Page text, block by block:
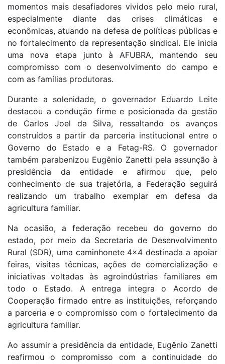
momentos mais desafiadores vividos pelo meio rural,
especialmente diante das crises climáticas e
econômicas, atuando na defesa de políticas públicas e
no fortalecimento da representação sindical. Ele inicia
uma nova etapa junto à AFUBRA, mantendo seu
compromisso com o desenvolvimento do campo e
com as famílias produtoras.
Durante a solenidade, o governador Eduardo Leite
destacou a condução firme e posicionada da gestão
de Carlos Joel da Silva, ressaltando os avanços
construídos a partir da parceria institucional entre o
Governo do Estado e a Fetag-RS. O governador
também parabenizou Eugênio Zanetti pela assunção à
presidência da entidade e afirmou que, pelo
conhecimento de sua trajetória, a Federação seguirá
realizando um trabalho exemplar em defesa da
agricultura familiar.
Na ocasião, a federação recebeu do governo do
estado, por meio da Secretaria de Desenvolvimento
Rural (SDR), uma caminhonete 4×4 destinada a apoiar
feiras, visitas técnicas, ações de comercialização e
iniciativas voltadas às agroindústrias familiares em
todo o Estado. A entrega integra o Acordo de
Cooperação firmado entre as instituições, reforçando
a parceria e o compromisso com o fortalecimento da
agricultura familiar.
Ao assumir a presidência da entidade, Eugênio Zanetti
reafirmou o compromisso com a continuidade do